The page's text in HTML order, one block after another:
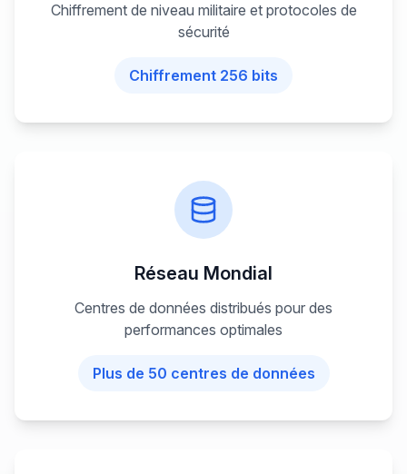
Chiffrement de niveau militaire et protocoles de
sécurité
Chiffrement 256 bits
Réseau Mondial
Centres de données distribués pour des
performances optimales
Plus de 50 centres de données